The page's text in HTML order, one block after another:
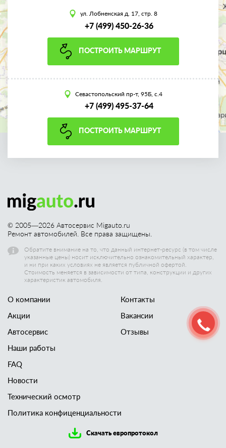
ул. Лобненская д. 17, стр. 8
+7 (499) 450-26-36
ПОСТРОИТЬ МАРШРУТ
Севастопольский пр-т, 95Б, с.4
+7 (499) 495-37-64
ПОСТРОИТЬ МАРШРУТ
© 2005—2026 Автосервис Migauto.ru
Ремонт автомобилей. Все права защищены.
Обратите внимание на то, что данный интернет-ресурс (в том числе
указанные цены) носит исключительно ознакомительный характер,
и ни при каких условиях не является публичной офертой.
Стоимость меняется в зависимости от типа, конструкции и других
характеристик автомобиля.
О компании
Акции
Автосервис
Наши работы
Контакты
Вакансии
Отзывы
FAQ
Новости
Технический осмотр
Политика конфиценциальности
Скачать европротокол